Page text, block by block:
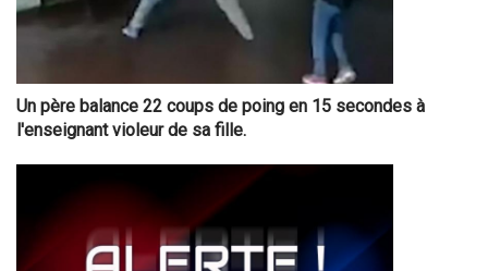
Un père balance 22 coups de poing en 15 secondes à
l'enseignant violeur de sa fille.